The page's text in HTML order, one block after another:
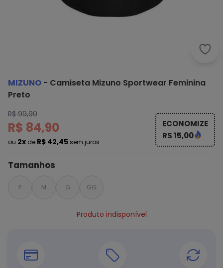
MIZUNO - Camiseta Mizuno Sportwear Feminina
Preto
R$ 99,90
R$ 84,90
ou 2x de R$ 42,45 sem juros
ECONOMIZE
R$ 15,00
Tamanhos
P M G GG
Produto indisponível